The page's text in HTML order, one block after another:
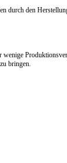
den
bringen.